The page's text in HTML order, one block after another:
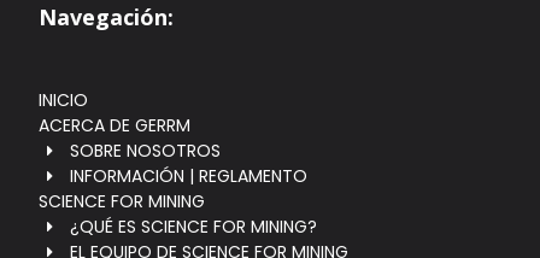
Navegación:
INICIO
ACERCA DE GERRM
SOBRE NOSOTROS
INFORMACIÓN | REGLAMENTO
SCIENCE FOR MINING
¿QUÉ ES SCIENCE FOR MINING?
EL EQUIPO DE SCIENCE FOR MINING